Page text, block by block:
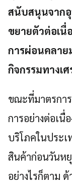
สนับสนุนจากอุ
ขยายตัวต่อเนื่
การผ่อนคลาย
กิจกรรมทางเ
ขณะที่มาตรกา
การอย่างต่อเนื่
บริโภคในประ
สินค้าก่อนวันหยุ
อย่างไรก็ตาม